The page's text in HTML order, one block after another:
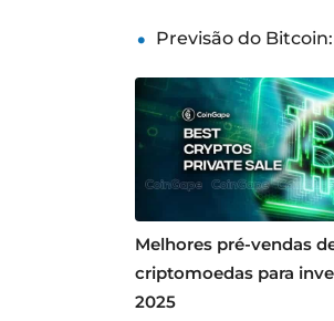
Previsão do
Melhores pré-vendas
criptomoedas para
2025